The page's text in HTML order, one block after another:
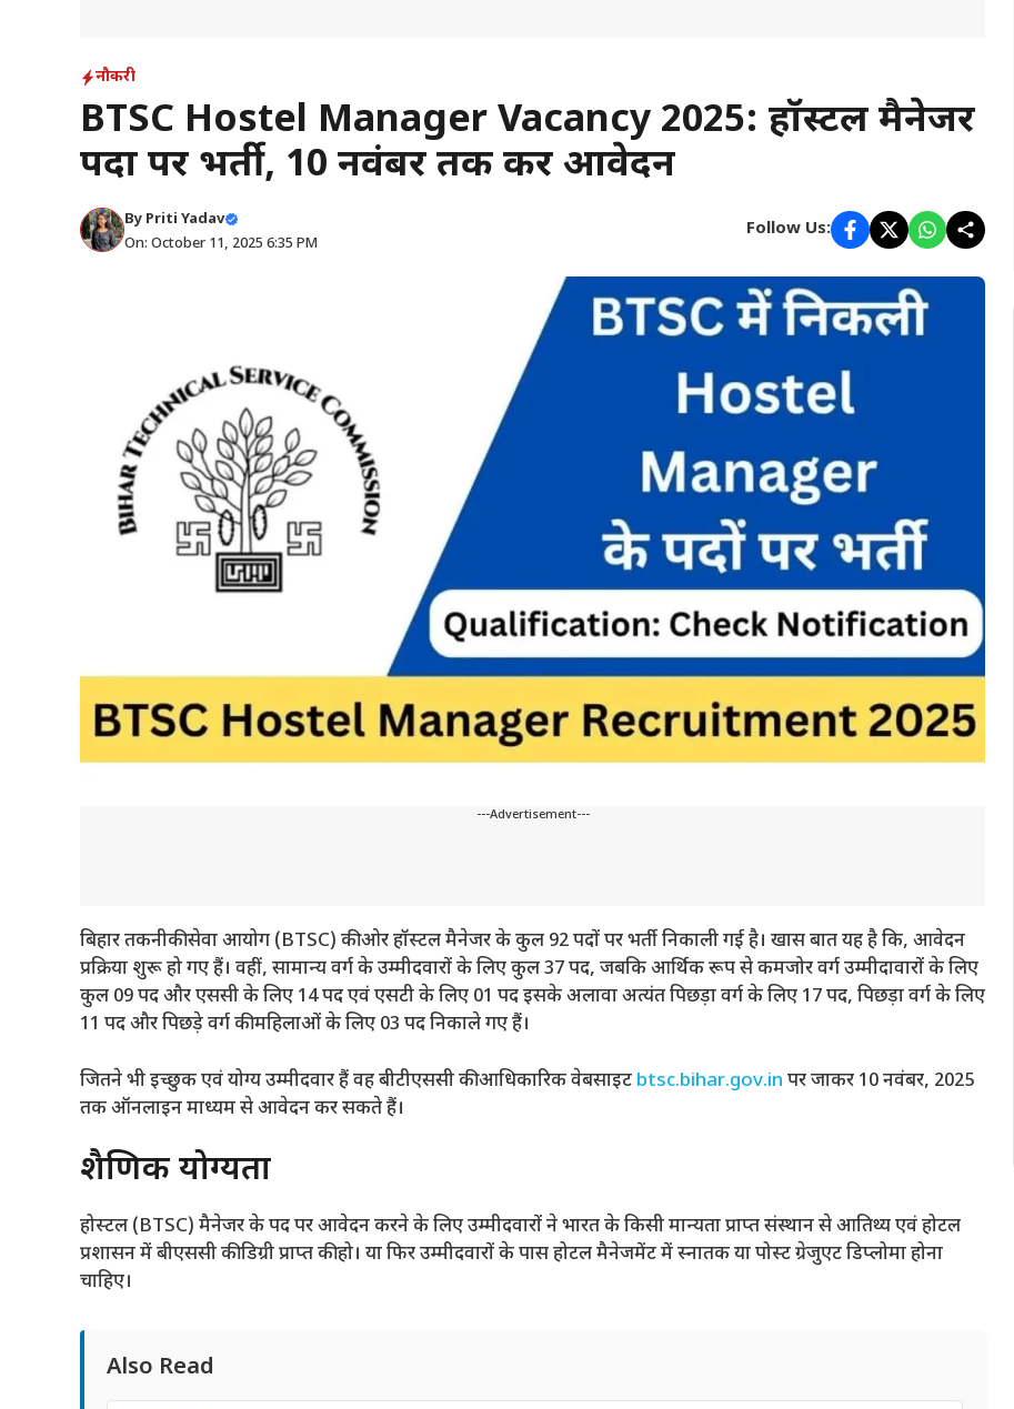
नौकरी
BTSC Hostel Manager Vacancy 2025: हॉस्टल मैनेजर
पदों पर भर्ती, 10 नवंबर तक करें आवेदन
By Priti Yadav
On: October 11, 2025 6:35 PM
Follow Us:
---Advertisement---
बिहार तकनीकी सेवा आयोग (BTSC) की ओर हॉस्टल मैनेजर के कुल 92 पदों पर भर्ती निकाली गई है। खास बात यह है कि, आवेदन
प्रक्रिया शुरू हो गए हैं। वहीं, सामान्य वर्ग के उम्मीदवारों के लिए कुल 37 पद, जबकि आर्थिक रूप से कमजोर वर्ग उम्मीदावारों के लिए
कुल 09 पद और एससी के लिए 14 पद एवं एसटी के लिए 01 पद इसके अलावा अत्यंत पिछड़ा वर्ग के लिए 17 पद, पिछड़ा वर्ग के लिए
11 पद और पिछड़े वर्ग की महिलाओं के लिए 03 पद निकाले गए हैं।
जितने भी इच्छुक एवं योग्य उम्मीदवार हैं वह बीटीएससी की आधिकारिक वेबसाइट btsc.bihar.gov.in पर जाकर 10 नवंबर, 2025
तक ऑनलाइन माध्यम से आवेदन कर सकते हैं।
शैक्षणिक योग्यता
होस्टल (BTSC) मैनेजर के पद पर आवेदन करने के लिए उम्मीदवारों ने भारत के किसी मान्यता प्राप्त संस्थान से आतिथ्य एवं होटल
प्रशासन में बीएससी की डिग्री प्राप्त की हो। या फिर उम्मीदवारों के पास होटल मैनेजमेंट में स्नातक या पोस्ट ग्रेजुएट डिप्लोमा होना
चाहिए।
Also Read